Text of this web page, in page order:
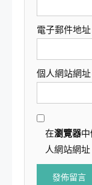
電子郵件地址
個人網站網址
在瀏覽器
人網站網